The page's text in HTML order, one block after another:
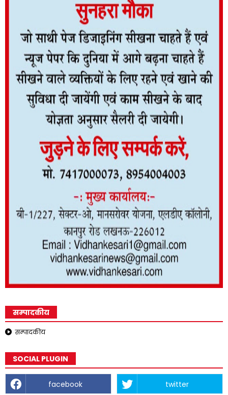
सम्पादकीय
सम्पादकीय
SOCIAL PLUGIN
facebook twitter